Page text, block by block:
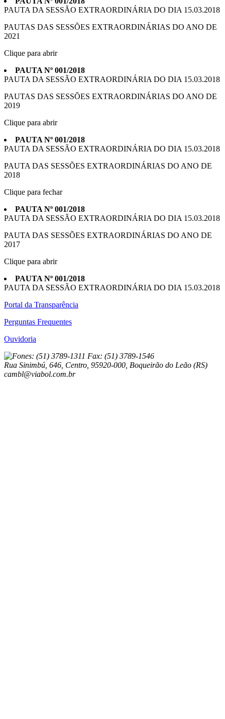
PAUTA DA SESSÃO EXTRAORDINÁRIA DO DIA 15.03.2018
PAUTAS DAS SESSÕES EXTRAORDINÁRIAS DO ANO DE
2021
Clique para abrir
PAUTA Nº 001/2018
PAUTA DA SESSÃO EXTRAORDINÁRIA DO DIA 15.03.2018
PAUTAS DAS SESSÕES EXTRAORDINÁRIAS DO ANO DE
2019
Clique para abrir
PAUTA Nº 001/2018
PAUTA DA SESSÃO EXTRAORDINÁRIA DO DIA 15.03.2018
PAUTA DAS SESSÕES EXTRAORDINÁRIAS DO ANO DE
2018
Clique para fechar
PAUTA Nº 001/2018
PAUTA DA SESSÃO EXTRAORDINÁRIA DO DIA 15.03.2018
PAUTA DAS SESSÕES EXTRAORDINÁRIAS DO ANO DE
2017
Clique para abrir
PAUTA Nº 001/2018
PAUTA DA SESSÃO EXTRAORDINÁRIA DO DIA 15.03.2018
Portal da Transparência
Perguntas Frequentes
Ouvidoria
Fones: (51) 3789-1311 Fax: (51) 3789-1546
Rua Sinimbú, 646, Centro, 95920-000, Boqueirão do Leão (RS)
cambl@viabol.com.br